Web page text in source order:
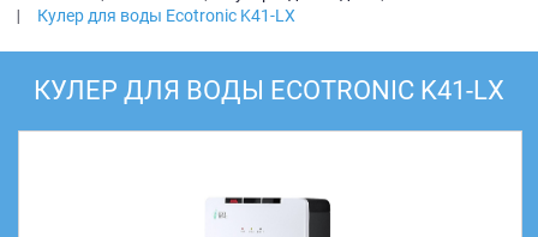
Кулер для воды Ecotronic K41-LX
КУЛЕР ДЛЯ ВОДЫ ECOTRONIC K41-LX